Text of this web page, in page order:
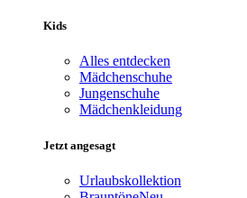
Kids
Alles entdecken
Mädchenschuhe
Jungenschuhe
Mädchenkleidung
Jetzt angesagt
Urlaubskollektion